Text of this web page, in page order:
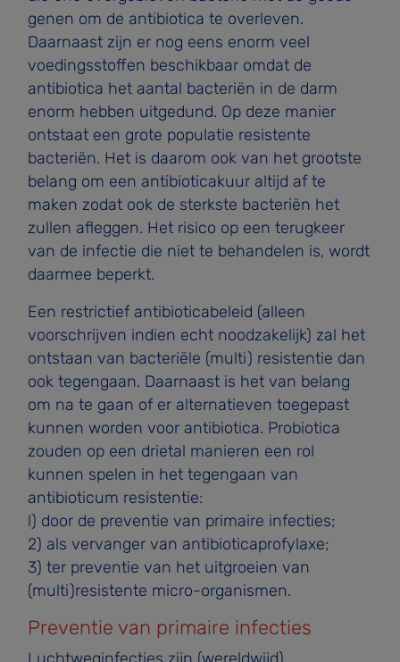
genen om de antibiotica te overleven.
Daarnaast zijn er nog eens enorm veel
voedingsstoffen beschikbaar omdat de
antibiotica het aantal bacteriën in de darm
enorm hebben uitgedund. Op deze manier
ontstaat een grote populatie resistente
bacteriën. Het is daarom ook van het grootste
belang om een antibioticakuur altijd af te
maken zodat ook de sterkste bacteriën het
zullen afleggen. Het risico op een terugkeer
van de infectie die niet te behandelen is, wordt
daarmee beperkt.
Een restrictief antibioticabeleid (alleen
voorschrijven indien echt noodzakelijk) zal het
ontstaan van bacteriële (multi) resistentie dan
ook tegengaan. Daarnaast is het van belang
om na te gaan of er alternatieven toegepast
kunnen worden voor antibiotica. Probiotica
zouden op een drietal manieren een rol
kunnen spelen in het tegengaan van
antibioticum­ resistentie:
l) door de preventie van primaire infecties;
2) als vervanger van antibioticaprofylaxe;
3) ter preventie van het uitgroeien van
(multi)resistente micro-organismen.
Preventie van primaire infecties
Luchtweginfecties zijn (wereldwijd)